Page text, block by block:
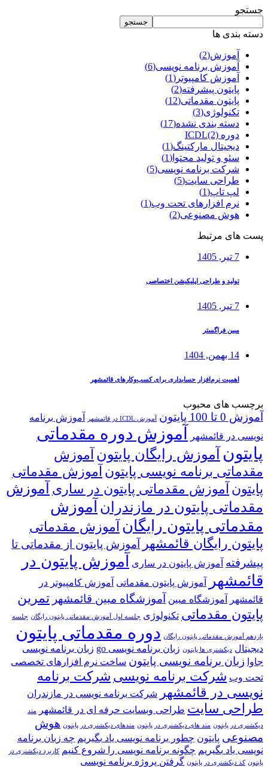
جستجو
جستجو
دسته بندی ها
آموزش(2)
آموزش برنامه نویسی(6)
آموزش کامپیوتر (1)
پایتون پیشرفته(2)
پایتون مقدماتی(12)
تکنولوژی(3)
دسته بندی نشده(17)
دوره ICDL (2)
دیجیتال مارکتینگ(1)
سئو و تولید محتوا (1)
شرکت برنامه نویسی(5)
طراحی سایت(5)
لپ تاپ(1)
نرم افزارهای تحت وب(1)
هوش مصنوعی(2)
پست های مرتبط
7 تیر, 1405
تولید و طراحی اپلیکیشن اختصاصی
7 تیر, 1405
مبین فراگستر
14 بهمن, 1404
اهمیت نرم‌افزار حسابداری برای کسب‌وکارهای قائمشهر
برچسب های محبوب
آموزش 0 تا 100 پایتون آموزش ICDL در قائمشهر
آموزش برنامه
نویسی در قائمشهر
آموزش دوره مقدماتی
پایتون آموزش رایگان پایتون آموزش
مقدماتی برنامه نویسی پایتون آموزش مقدماتی
پایتون آموزش مقدماتی پایتون در ساری آموزش
مقدماتی پایتون در مازندران آموزش
مقدماتی پایتون رایگان آموزش مقدماتی
پایتون رایگان قائمشهر آموزش پایتون از مقدماتی تا
پیشرفته آموزش پایتون در ساری آموزش پایتون در
قائمشهر
آموزش پایتون مقدماتی آموزش کامپیوتر در
قائمشهر
آموزشگاه مبین آموزشگاه مبین قائمشهر تمرین
پایتون مقدماتی تکنولوژی جلسه اول آموزش مقدماتی پایتون رایگان جلسه
یازدهم آموزش مقدماتی پایتون رایگان دوره مقدماتی پایتون
دیجیتال دیکشنری ها پایتون زبان برنامه نویسی go
زبان برنامه نویسی
جاوا زبان برنامه نویسی پایتون ساخت نرم افزارهای تخصصی
تحت وب شرکت برنامه نویسی شرکت برنامه
نویسی در قائمشهر
شرکت برنامه نویسی در مازندران
طراحی سایت طراحی وبسایت حرفه ای در قائمشهر متد
دیکشنری در پایتون متد های دیکشنری در پایتون متدهای دیکشنری در پایتون هوش
مصنوعی پایتون چطور برنامه نویسی یاد بگیریم چه زبان برنامه
نویسی یاد بگیریم چگونه برنامه نویسی را شروع کنیم کاربرد دیکشنری در
پایتون کد دیکشنری در پایتون گرفتن پروژه برنامه نویسی